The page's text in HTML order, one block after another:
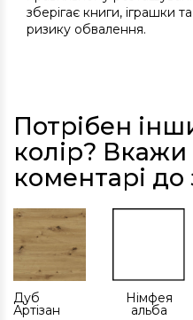
зберігає книги, іграшки
ризику обвалення.
Потрібен
колір? Вкажи
коментарі
Дуб
Артізан
Німфея
альба